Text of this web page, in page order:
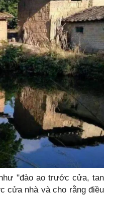
"đào ao trước cửa, tan
cửa nhà và cho rằng điều